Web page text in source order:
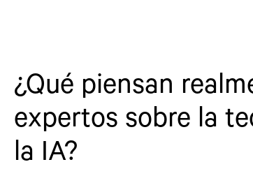
¿Qué piensan
expertos sobre la
la IA?